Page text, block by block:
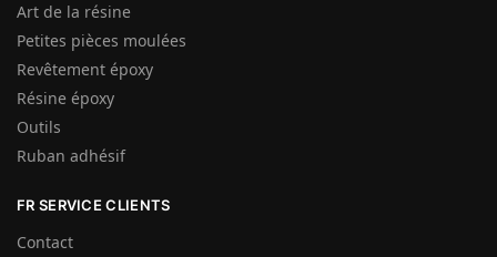
Art de la résine
Petites pièces moulées
Revêtement époxy
Résine époxy
Outils
Ruban adhésif
FR SERVICE CLIENTS
Contact